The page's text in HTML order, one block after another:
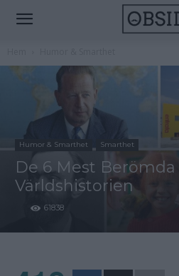
Humor & Smarthet Smarthet
De 6 Mest Berömda
Världshistorien
61838